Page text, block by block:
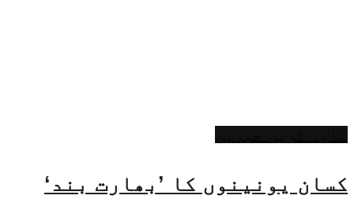
کسان یونینوں کا ’بھارت بند‘